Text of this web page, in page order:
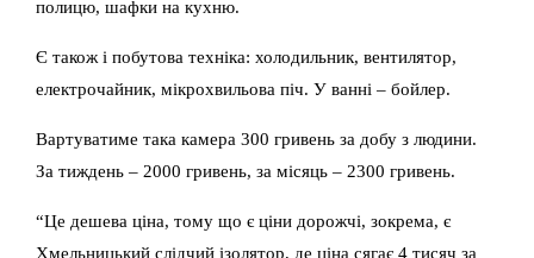
полицю, шафки на кухню.
Є також і побутова техніка: холодильник, вентилятор,
електрочайник, мікрохвильова піч. У ванні – бойлер.
Вартуватиме така камера 300 гривень за добу з людини.
За тиждень – 2000 гривень, за місяць – 2300 гривень.
“Це дешева ціна, тому що є ціни дорожчі, зокрема, є
Хмельницький слідчий ізолятор, де ціна сягає 4 тисяч за